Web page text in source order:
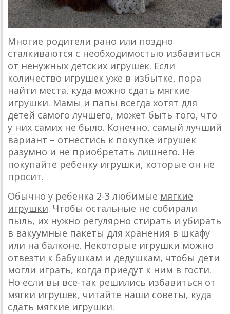
Многие родители рано или поздно
сталкиваются с необходимостью избавиться
от ненужных детских игрушек. Если
количество игрушек уже в избытке, пора
найти места, куда можно сдать мягкие
игрушки. Мамы и папы всегда хотят для
детей самого лучшего, может быть того, что
у них самих не было. Конечно, самый лучший
вариант – отнестись к покупке игрушек
разумно и не приобретать лишнего. Не
покупайте ребенку игрушки, которые он не
просит.
Обычно у ребенка 2-3 любимые мягкие
игрушки. Чтобы остальные не собирали
пыль, их нужно регулярно стирать и убирать
в вакуумные пакеты для хранения в шкафу
или на балконе. Некоторые игрушки можно
отвезти к бабушкам и дедушкам, чтобы дети
могли играть, когда приедут к ним в гости.
Но если вы все-так решились избавиться от
мягки игрушек, читайте наши советы, куда
сдать мягкие игрушки.